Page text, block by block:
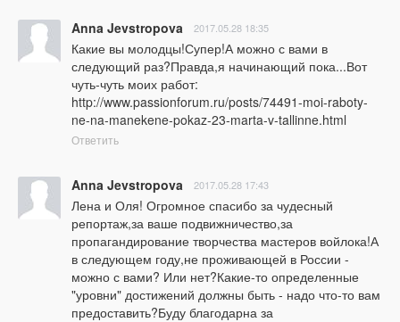
Anna Jevstropova 2017.05.28 18:35
Какие вы молодцы!Супер!А можно с вами в
следующий раз?Правда,я начинающий пока...Вот
http://www.passionforum.ru/posts/74491-moi-raboty-
ne-na-manekene-pokaz-23-marta-v-tallinne.html
Ответить
Anna Jevstropova 2017.05.28 17:43
Лена и Оля! Огромное спасибо за чудесный
репортаж,за ваше подвижничество,за
пропагандирование творчества мастеров войлока!А
в следующем году,не проживающей в России -
можно с вами? Или нет?Какие-то определенные
"уровни" достижений должны быть - надо что-то вам
предоставить?Буду благодарна за